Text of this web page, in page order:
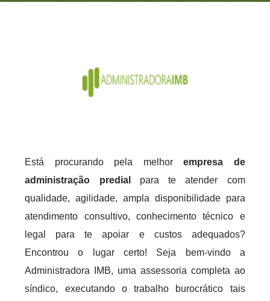
Está procurando pela melhorempresa de
administração predial
para te atender com
qualidade, agilidade, ampla disponibilidade para
atendimento consultivo, conhecimento técnico e
legal para te apoiar e custos adequados?
Encontrou o lugar certo! Seja bem-vindo a
Administradora IMB, uma assessoria completa ao
síndico, executando o trabalho burocrático tais